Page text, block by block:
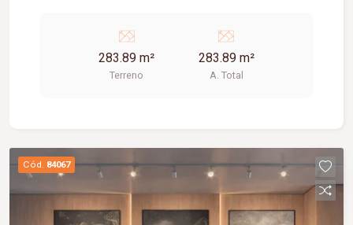
283.89 m²
Terreno
283.89 m²
A. Total
Cód. 84067